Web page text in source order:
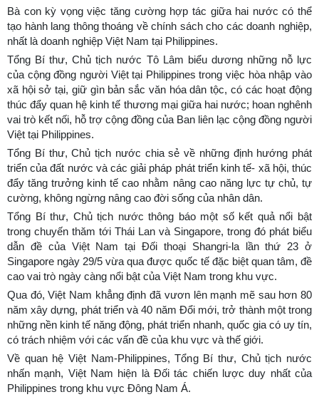
Bà con kỳ vọng việc tăng cường hợp tác giữa hai nước có thể
tạo hành lang thông thoáng về chính sách cho các doanh nghiệp,
nhất là doanh nghiệp Việt Nam tại Philippines.
Tổng Bí thư, Chủ tịch nước Tô Lâm biểu dương những nỗ lực
của cộng đồng người Việt tại Philippines trong việc hòa nhập vào
xã hội sở tại, giữ gìn bản sắc văn hóa dân tộc, có các hoạt động
thúc đẩy quan hệ kinh tế thương mại giữa hai nước; hoan nghênh
vai trò kết nối, hỗ trợ cộng đồng của Ban liên lạc cộng đồng người
Việt tại Philippines.
Tổng Bí thư, Chủ tịch nước chia sẻ về những định hướng phát
triển của đất nước và các giải pháp phát triển kinh tế- xã hội, thúc
đẩy tăng trưởng kinh tế cao nhằm nâng cao năng lực tự chủ, tự
cường, không ngừng nâng cao đời sống của nhân dân.
Tổng Bí thư, Chủ tịch nước thông báo một số kết quả nổi bật
trong chuyến thăm tới Thái Lan và Singapore, trong đó phát biểu
dẫn đề của Việt Nam tại Đối thoại Shangri-la lần thứ 23 ở
Singapore ngày 29/5 vừa qua được quốc tế đặc biệt quan tâm, đề
cao vai trò ngày càng nổi bật của Việt Nam trong khu vực.
Qua đó, Việt Nam khẳng định đã vươn lên mạnh mẽ sau hơn 80
năm xây dựng, phát triển và 40 năm Đổi mới, trở thành một trong
những nền kinh tế năng động, phát triển nhanh, quốc gia có uy tín,
có trách nhiệm với các vấn đề của khu vực và thế giới.
Về quan hệ Việt Nam-Philippines, Tổng Bí thư, Chủ tịch nước
nhấn mạnh, Việt Nam hiện là Đối tác chiến lược duy nhất của
Philippines trong khu vực Đông Nam Á.